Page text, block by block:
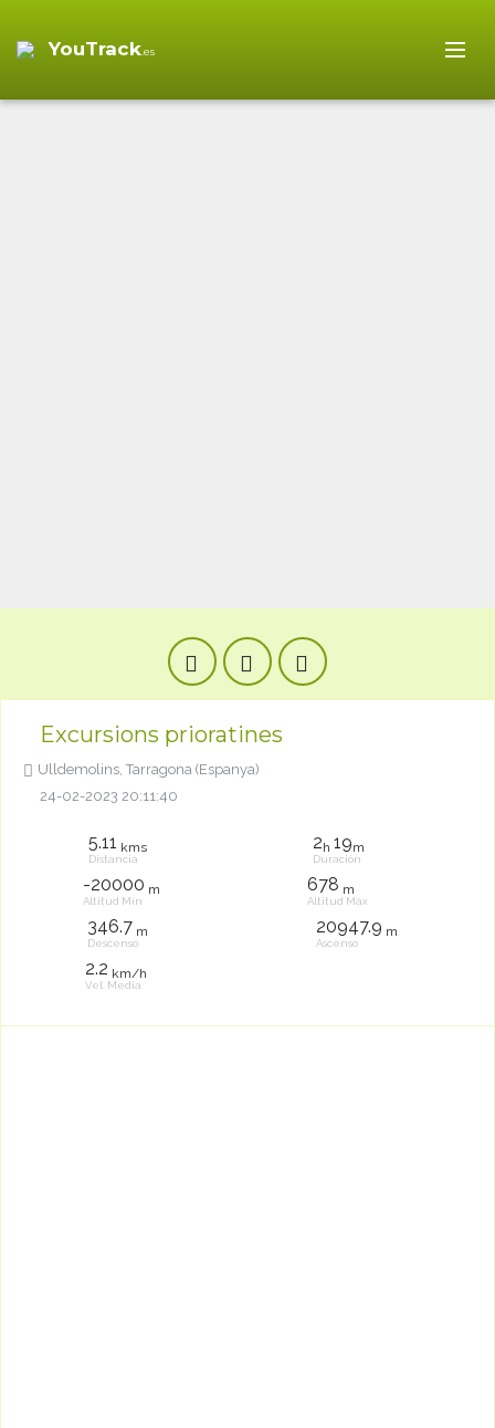
YouTrack.es
Excursions prioratines
Ulldemolins, Tarragona (Espanya)
24-02-2023 20:11:40
5.11 kms
Distancia
2h 19m
Duración
-20000 m
Altitud Mín
678 m
Altitud Máx
346.7 m
Descenso
20947.9 m
Ascenso
2.2 km/h
Vel. Media